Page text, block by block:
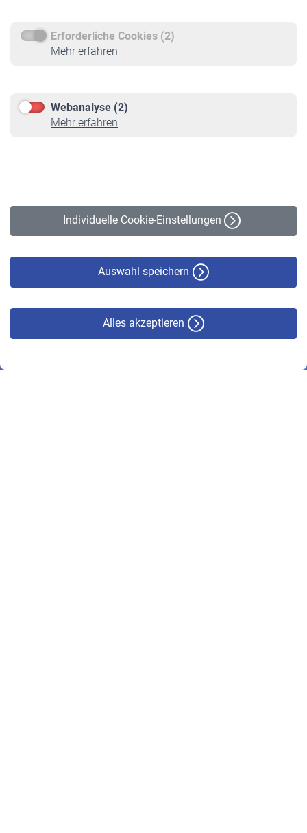
Erforderliche Cookies (2)
Mehr erfahren
Webanalyse (2)
Mehr erfahren
Individuelle Cookie-Einstellungen
Auswahl speichern
Alles akzeptieren
Service
Informationen
Online-Rechner
VBLnewsletter
Erklärung zur Barrierefreiheit
© VBL 2026